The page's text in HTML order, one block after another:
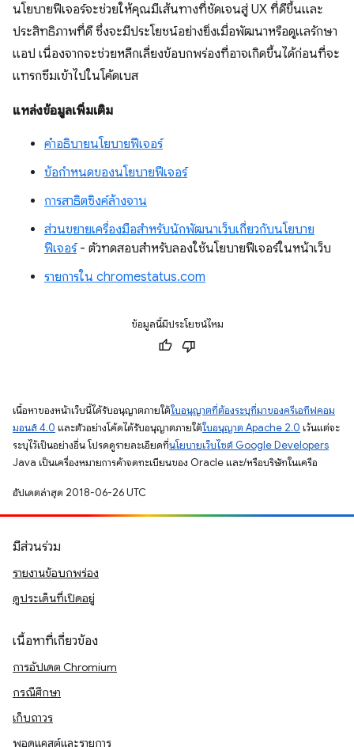
นโยบายฟีเจอร์จะช่วยให้คุณมีเส้นทางที่ชัดเจนสู่ UX ที่ดีขึ้นและ
ประสิทธิภาพที่ดี ซึ่งจะมีประโยชน์อย่างยิ่งเมื่อพัฒนาหรือดูแลรักษา
แอป เนื่องจากจะช่วยหลีกเลี่ยงข้อบกพร่องที่อาจเกิดขึ้นได้ก่อนที่จะ
แทรกซึมเข้าไปในโค้ดเบส
แหล่งข้อมูลเพิ่มเติม
คำอธิบายนโยบายฟีเจอร์
ข้อกำหนดของนโยบายฟีเจอร์
การสาธิตซิงค์ล้างจาน
ส่วนขยายเครื่องมือสำหรับนักพัฒนาเว็บเกี่ยวกับนโยบาย
ฟีเจอร์- ตัวทดสอบสำหรับลองใช้นโยบายฟีเจอร์ในหน้าเว็บ
รายการใน chromestatus.com
ข้อมูลนี้มีประโยชน์ไหม
เนื้อหาของหน้าเว็บนี้ได้รับอนุญาตภายใต้ใบอนุญาตที่ต้องระบุที่มาของครีเอทีฟคอม
มอนส์ 4.0 และตัวอย่างโค้ดได้รับอนุญาตภายใต้ใบอนุญาต Apache 2.0 เว้นแต่จะ
ระบุไว้เป็นอย่างอื่น โปรดดูรายละเอียดที่นโยบายเว็บไซต์ Google Developers
Java เป็นเครื่องหมายการค้าจดทะเบียนของ Oracle และ/หรือบริษัทในเครือ
อัปเดตล่าสุด 2018-06-26 UTC
มีส่วนร่วม
รายงานข้อบกพร่อง
ดูประเด็นที่เปิดอยู่
เนื้อหาที่เกี่ยวข้อง
การอัปเดต Chromium
กรณีศึกษา
เก็บถาวร
พอดแคสต์และรายการ